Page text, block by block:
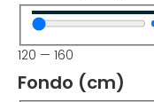
120 — 160
Fondo (cm)